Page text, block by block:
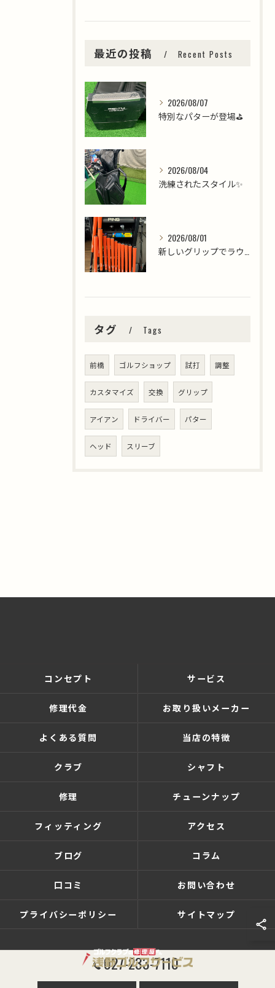
最近の投稿 Recent Posts
2026/08/07
特別なパターが登場⛳️
2026/08/04
洗練されたスタイル✨
2026/08/01
タグ Tags
前橋 ゴルフショップ 試打 調整
カスタマイズ 交換 グリップ
アイアン ドライバー パター
ヘッド スリーブ
027-233-7110
コンセプト サービス
修理代金 お取り扱いメーカー
よくある質問 当店の特徴
クラブ シャフト
修理 チューンナップ
フィッティング アクセス
ブログ コラム
口コミ お問い合わせ
プライバシーポリシー サイトマップ